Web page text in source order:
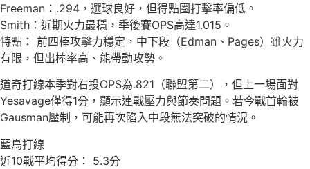
Freeman：.294，選球良好，但得點圈打擊率偏低。
Smith：近期火力最穩，季後賽OPS高達1.015。
特點： 前四棒攻擊力穩定，中下段（Edman、Pages）雖火力
有限，但出棒率高、能帶動攻勢。
道奇打線本季對右投OPS為.821（聯盟第二），但上一場面對
Yesavage僅得1分，顯示連戰壓力與節奏問題。若今戰首輪被
Gausman壓制，可能再次陷入中段無法突破的情況。
藍鳥打線
近10戰平均得分： 5.3分